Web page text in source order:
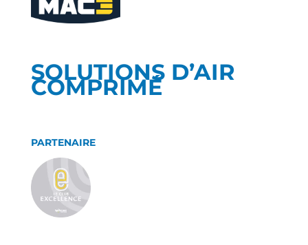
SOLUTIONS D’AIR
COMPRIMÉ
PARTENAIRE